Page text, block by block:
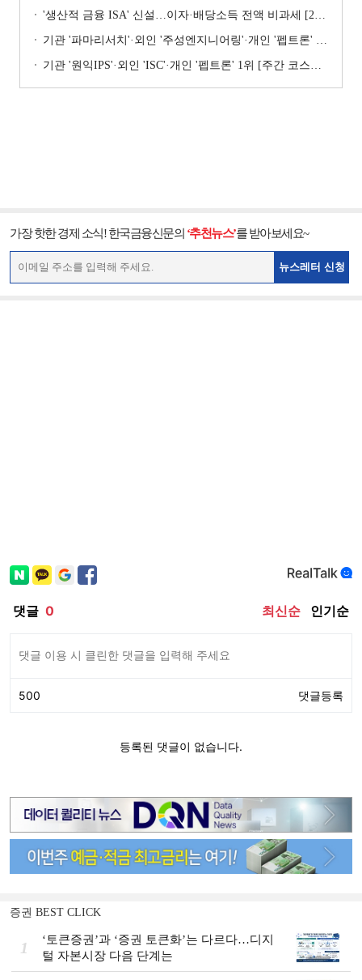
'생산적 금융 ISA' 신설…이자·배당소득 전액 비과세 [2026 세제개편안]
기관 '파마리서치'·외인 '주성엔지니어링'·개인 '펩트론' 1위 [주간 코스닥 순매수- 2026년 7월27일~7월31일]
기관 '원익IPS'·외인 'ISC'·개인 '펩트론' 1위 [주간 코스닥 순매수- 2026년 7월6일~7월10일]
가장 핫한 경제 소식! 한국금융신문의 ‘추천뉴스’를 받아보세요~
뉴스레터 신청
증권 BEST CLICK
1
‘토큰증권’과 ‘증권 토큰화’는 다르다…디지
털 자본시장 다음 단계는